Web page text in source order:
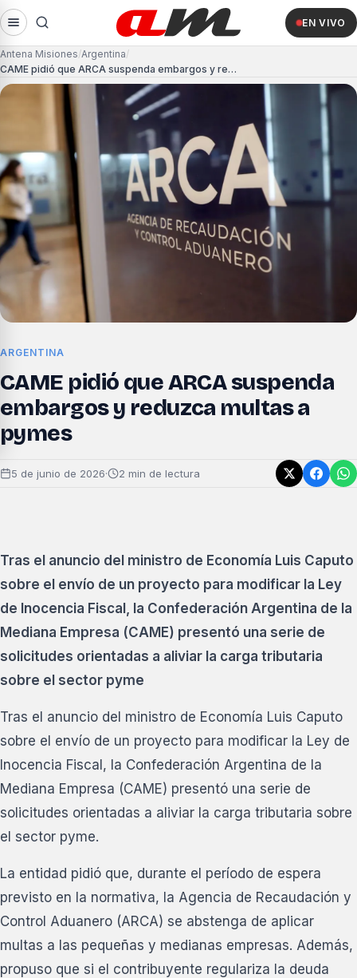
EN VIVO
Antena Misiones Argentina
CAME pidió que ARCA suspenda embargos y reduzca multas a pymes
ARGENTINA
CAME pidió que ARCA suspenda
embargos y reduzca multas a
pymes
5 de junio de 2026· 2 min de lectura
Tras el anuncio del ministro de Economía Luis Caputo
sobre el envío de un proyecto para modificar la Ley
de Inocencia Fiscal, la Confederación Argentina de la
Mediana Empresa (CAME) presentó una serie de
solicitudes orientadas a aliviar la carga tributaria
sobre el sector pyme
Tras el anuncio del ministro de Economía Luis Caputo
sobre el envío de un proyecto para modificar la Ley de
Inocencia Fiscal, la Confederación Argentina de la
Mediana Empresa (CAME) presentó una serie de
solicitudes orientadas a aliviar la carga tributaria sobre
el sector pyme.
La entidad pidió que, durante el período de espera
previsto en la normativa, la Agencia de Recaudación y
Control Aduanero (ARCA) se abstenga de aplicar
multas a las pequeñas y medianas empresas. Además,
propuso que si el contribuyente regulariza la deuda